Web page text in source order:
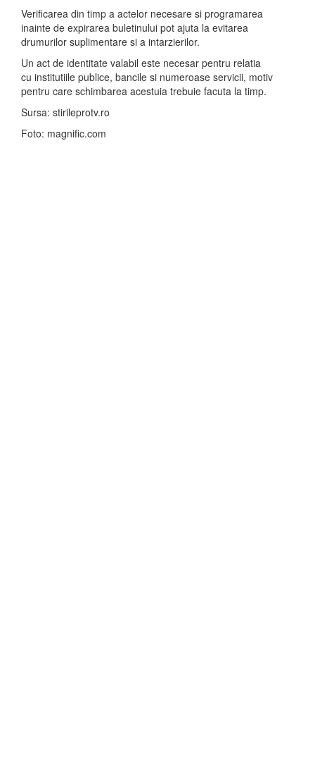
Verificarea din timp a actelor necesare si programarea
inainte de expirarea buletinului pot ajuta la evitarea
drumurilor suplimentare si a intarzierilor.
Un act de identitate valabil este necesar pentru relatia
cu institutiile publice, bancile si numeroase servicii, motiv
pentru care schimbarea acestuia trebuie facuta la timp.
Sursa: stirileprotv.ro
Foto: magnific.com